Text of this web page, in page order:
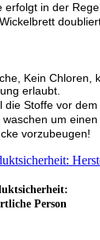
erfolgt in der
die Stoffe vor
um
vorzubeugen!
Person